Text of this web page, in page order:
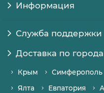
Информация
Служба поддержки
Доставка по
Крым Симферополь
Ялта
Евпатория